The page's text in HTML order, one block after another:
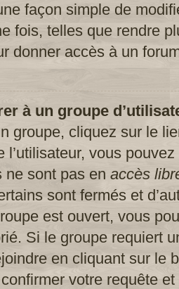
façon simple de
fois, telles que rendre
donner accès à un
à un groupe
groupe, cliquez sur le
l’utilisateur, vous
ne sont pas en accès
sont fermés et
est ouvert, vous
Si le groupe requiert
en cliquant sur le
votre requête